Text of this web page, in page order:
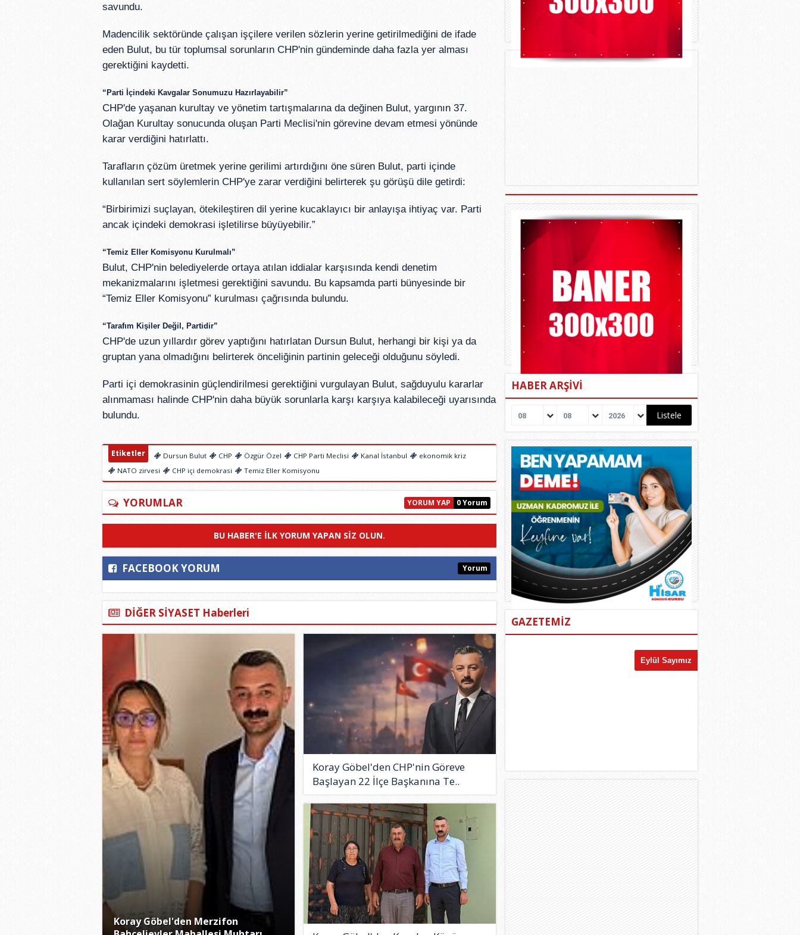
savundu.
Madencilik sektöründe çalışan işçilere verilen sözlerin yerine getirilmediğini de ifade
eden Bulut, bu tür toplumsal sorunların CHP'nin gündeminde daha fazla yer alması
gerektiğini kaydetti.
“Parti İçindeki Kavgalar Sonumuzu Hazırlayabilir”
CHP'de yaşanan kurultay ve yönetim tartışmalarına da değinen Bulut, yargının 37.
Olağan Kurultay sonucunda oluşan Parti Meclisi'nin görevine devam etmesi yönünde
karar verdiğini hatırlattı.
Tarafların çözüm üretmek yerine gerilimi artırdığını öne süren Bulut, parti içinde
kullanılan sert söylemlerin CHP'ye zarar verdiğini belirterek şu görüşü dile getirdi:
“Birbirimizi suçlayan, ötekileştiren dil yerine kucaklayıcı bir anlayışa ihtiyaç var. Parti
ancak içindeki demokrasi işletilirse büyüyebilir.”
“Temiz Eller Komisyonu Kurulmalı”
Bulut, CHP'nin belediyelerde ortaya atılan iddialar karşısında kendi denetim
mekanizmalarını işletmesi gerektiğini savundu. Bu kapsamda parti bünyesinde bir
“Temiz Eller Komisyonu” kurulması çağrısında bulundu.
“Tarafım Kişiler Değil, Partidir”
CHP'de uzun yıllardır görev yaptığını hatırlatan Dursun Bulut, herhangi bir kişi ya da
gruptan yana olmadığını belirterek önceliğinin partinin geleceği olduğunu söyledi.
Parti içi demokrasinin güçlendirilmesi gerektiğini vurgulayan Bulut, sağduyulu kararlar
alınmaması halinde CHP'nin daha büyük sorunlarla karşı karşıya kalabileceği uyarısında
bulundu.
Etiketler Dursun Bulut CHP Özgür Özel CHP Parti Meclisi Kanal İstanbul
ekonomik kriz
NATO zirvesi
CHP içi demokrasi Temiz Eller Komisyonu
YORUMLAR 0 Yorum
YORUM YAP
BU HABER'E ILK YORUM YAPAN SIZ OLUN.
FACEBOOK YORUM Yorum
DİĞER SİYASET Haberleri
Koray Göbel'den Merzifon
Koray Göbel'den CHP'nin Göreve
Başlayan 22 İlçe Başkanına Te..
HABER ARŞİVİ
08 08 2026
GAZETEMİZ